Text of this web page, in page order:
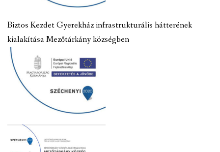
Biztos Kezdet Gyerekház infrastrukturális hátterének
kialakítása Mezőtárkány községben